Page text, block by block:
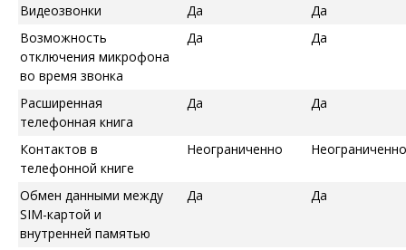
Видеозвонки
Да
Да
Возможность
отключения микрофона
во время звонка
Да Да
Расширенная
телефонная книга
Да Да
Контактов в
телефонной книге
Неограниченно Неограниченно
Обмен данными между
SIM-картой и
внутренней памятью
Да Да